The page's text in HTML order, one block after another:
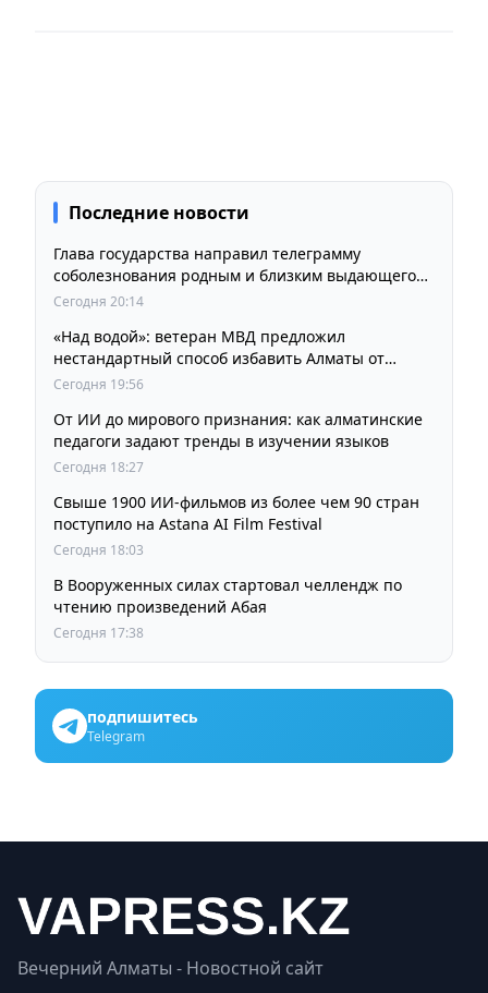
Последние новости
Глава государства направил телеграмму
соболезнования родным и близким выдающегося
кинорежиссера Ардака Амиркулова
Сегодня 20:14
«Над водой»: ветеран МВД предложил
нестандартный способ избавить Алматы от
пробок и смога
Сегодня 19:56
От ИИ до мирового признания: как алматинские
педагоги задают тренды в изучении языков
Сегодня 18:27
Свыше 1900 ИИ-фильмов из более чем 90 стран
поступило на Astana AI Film Festival
Сегодня 18:03
В Вооруженных силах стартовал челлендж по
чтению произведений Абая
Сегодня 17:38
подпишитесь
Telegram
Вечерний Алматы - Новостной сайт